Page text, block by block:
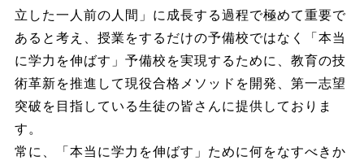
立した一人前の人間」に成長する過程で極めて重要で
あると考え、授業をするだけの予備校ではなく「本当
に学力を伸ばす」予備校を実現するために、教育の技
術革新を推進して現役合格メソッドを開発、第一志望
突破を目指している生徒の皆さんに提供しておりま
す。
常に、「本当に学力を伸ばす」ために何をなすべきか